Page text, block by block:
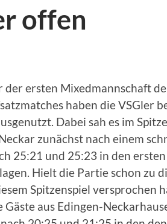
offen
ersten Mixedmannschaft
haben die VSGler
Dabei sah es im
zunächst nach einem
25:21 und 25:23 in den
Hielt die Partie schon zu
Spitzenspiel versprochen
aus Edingen-